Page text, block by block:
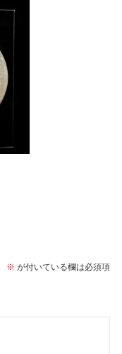
※ が付いている欄は必須項